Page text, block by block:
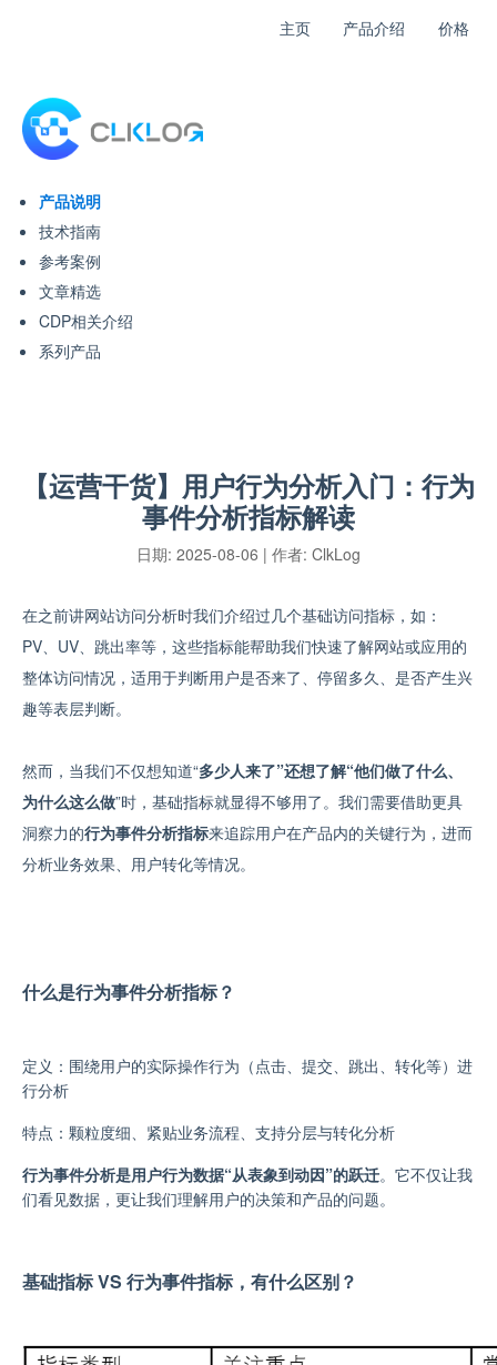
主页 产品介绍 价格
产品说明
技术指南
参考案例
文章精选
CDP相关介绍
系列产品
【运营干货】用户行为分析入门：行为
事件分析指标解读
日期: 2025-08-06 | 作者: ClkLog
在之前讲网站访问分析时我们介绍过几个基础访问指标，如：
PV、UV、跳出率等，这些指标能帮助我们快速了解网站或应用的
整体访问情况，适用于判断用户是否来了、停留多久、是否产生兴
趣等表层判断。
然而，当我们不仅想知道“多少人来了”还想了解“他们做了什么、
为什么这么做”时，基础指标就显得不够用了。我们需要借助更具
洞察力的行为事件分析指标来追踪用户在产品内的关键行为，进而
分析业务效果、用户转化等情况。
什么是行为事件分析指标？
定义：围绕用户的实际操作行为（点击、提交、跳出、转化等）进
行分析
特点：颗粒度细、紧贴业务流程、支持分层与转化分析
行为事件分析是用户行为数据“从表象到动因”的跃迁。它不仅让我
们看见数据，更让我们理解用户的决策和产品的问题。
基础指标 VS 行为事件指标，有什么区别？